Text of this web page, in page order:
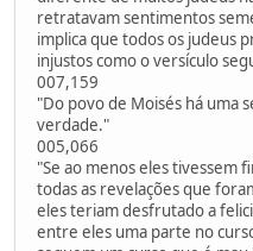
retratavam sentimentos
implica que todos os judeus
injustos como o versículo
007,159
"Do povo de Moisés há uma
verdade."
005,066
"Se ao menos eles tivessem
todas as revelações que
eles teriam desfrutado a
entre eles uma parte no